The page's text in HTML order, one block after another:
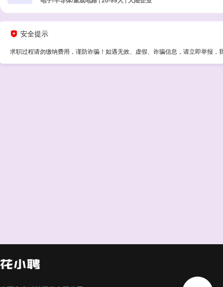
安全提示
求职过程请勿缴纳费用，谨防诈骗！如遇无效、虚假、诈骗信息，请立即举报，